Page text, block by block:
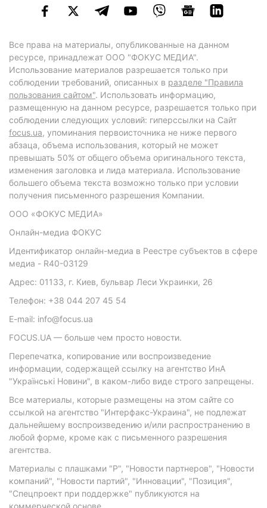
Все права на материалы, опубликованные на данном
ресурсе, принадлежат ООО "ФОКУС МЕДИА".
Использование материалов разрешается только при
соблюдении требований, описанных в разделе "Правила
пользования сайтом". Использовать информацию,
размещенную на данном ресурсе, разрешается только при
соблюдении следующих условий: гиперссылки на Сайт
focus.ua, упоминания первоисточника не ниже первого
абзаца, объема использования, который не может
превышать 50% от общего объема оригинального текста,
изменения заголовка и лида материала. Использование
большего объема текста возможно только при условии
получения письменного разрешения Компании.
ООО «ФОКУС МЕДИА»
Онлайн-медиа ФОКУС
Идентификатор онлайн-медиа в Реестре субъектов в сфере
медиа - R40-03129
Адрес: 01133, г. Киев, бульвар Леси Украинки, 26
Телефон: +38 044 207 45 54
E-mail: info@focus.ua
FOCUS.UA — больше чем просто новости.
Перепечатка, копирование или воспроизведение
информации, содержащей ссылку на агентство ИнА
"Українські Новини", в каком-либо виде строго запрещены.
Все материалы, которые размещены на этом сайте со
ссылкой на агентство "Интерфакс-Украина", не подлежат
дальнейшему воспроизведению и/или распространению в
любой форме, кроме как с письменного разрешения
агентства.
Материалы с плашками "Р", "Новости партнеров", "Новости
компаний", "Новости партий", "Инновации", "Позиция",
"Спецпроект при поддержке" публикуются на
коммерческой основе.